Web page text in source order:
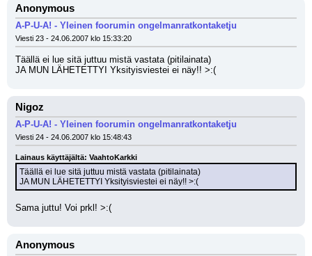
Anonymous
A-P-U-A! - Yleinen foorumin ongelmanratkontaketju
Viesti 23 - 24.06.2007 klo 15:33:20
Täällä ei lue sitä juttuu mistä vastata (pitilainata)
JA MUN LÄHETETTYI Yksityisviestei ei näy!! >:(
Nigoz
A-P-U-A! - Yleinen foorumin ongelmanratkontaketju
Viesti 24 - 24.06.2007 klo 15:48:43
Lainaus käyttäjältä: VaahtoKarkki
Täällä ei lue sitä juttuu mistä vastata (pitilainata)
JA MUN LÄHETETTYI Yksityisviestei ei näy!! >:(
Sama juttu! Voi prkl! >:(
Anonymous